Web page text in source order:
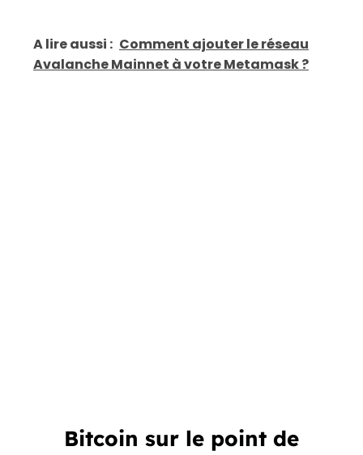
A lire aussi : Comment ajouter le réseau
Avalanche Mainnet à votre Metamask ?
Bitcoin sur le point de